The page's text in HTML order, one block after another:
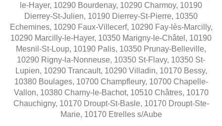
le-Hayer, 10290 Bourdenay, 10290 Charmoy, 10190
Dierrey-St-Julien, 10190 Dierrey-St-Pierre, 10350
Echemines, 10290 Faux-Villecerf, 10290 Fay-lès-Marcilly,
10290 Marcilly-le-Hayer, 10350 Marigny-le-Châtel, 10190
Mesnil-St-Loup, 10190 Palis, 10350 Prunay-Belleville,
10290 Rigny-la-Nonneuse, 10350 St-Flavy, 10350 St-
Lupien, 10290 Trancault, 10290 Villadin, 10170 Bessy,
10380 Boulages, 10700 Champfleury, 10700 Chapelle-
Vallon, 10380 Charny-le-Bachot, 10510 Châtres, 10170
Chauchigny, 10170 Droupt-St-Basle, 10170 Droupt-Ste-
Marie, 10170 Etrelles s/Aube